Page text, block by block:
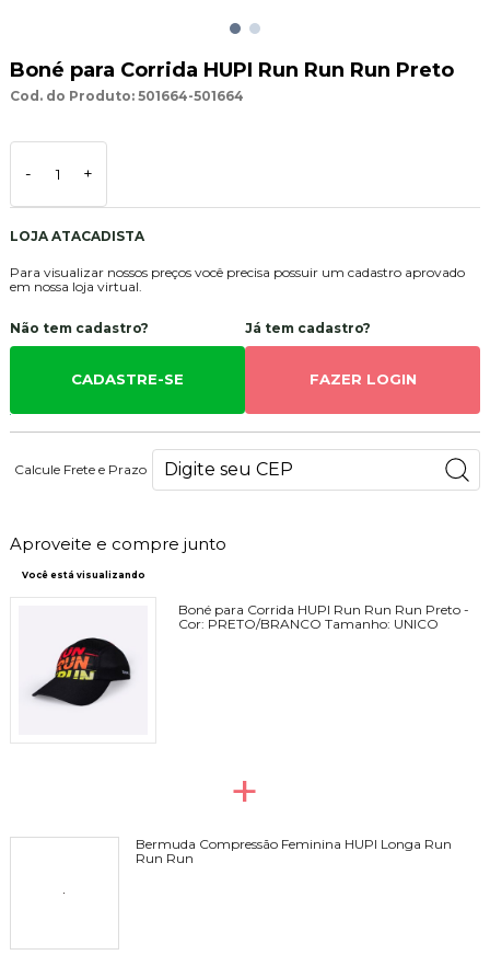
Boné para Corrida HUPI Run Run Run Preto
Cod. do Produto: 501664-501664
- +
LOJA ATACADISTA
Para visualizar nossos preços você precisa possuir um cadastro aprovado
em nossa loja virtual.
Não tem cadastro?
CADASTRE-SE
Já tem cadastro?
FAZER LOGIN
Calcule Frete e Prazo
Aproveite e compre junto
Você está visualizando
Boné para Corrida HUPI Run Run Run Preto -
Cor: PRETO/BRANCO Tamanho: UNICO
+
Bermuda Compressão Feminina HUPI Longa Run
Run Run